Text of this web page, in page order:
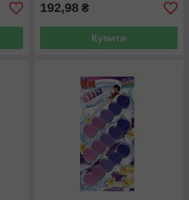
192,98 ₴
Купити